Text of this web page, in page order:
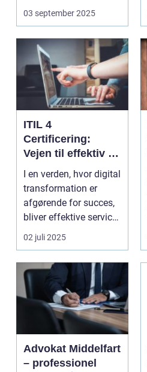
03 september 2025
ITIL 4
Certificering:
Vejen til effektiv IT-
service
management
I en verden, hvor digital
transformation er
afgørende for succes,
bliver effektive service
ma...
02 juli 2025
Advokat Middelfart
– professionel